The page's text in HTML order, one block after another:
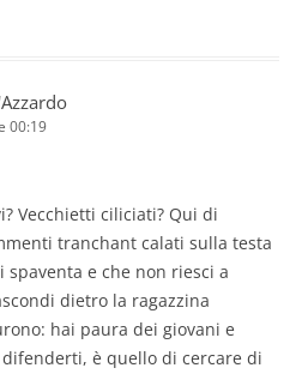
00:19
Vecchietti ciliciati? Qui di
tranchant calati sulla testa
e che non riesci a
dietro la ragazzina
hai paura dei giovani e
difenderti, è quello di cercare di